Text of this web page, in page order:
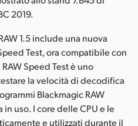
2019.
1.5 include una nuova
Test, ora compatibile con
Speed Test è uno
la velocità di decodifica
Blackmagic RAW
uso. I core delle CPU e le
e utilizzati durante il